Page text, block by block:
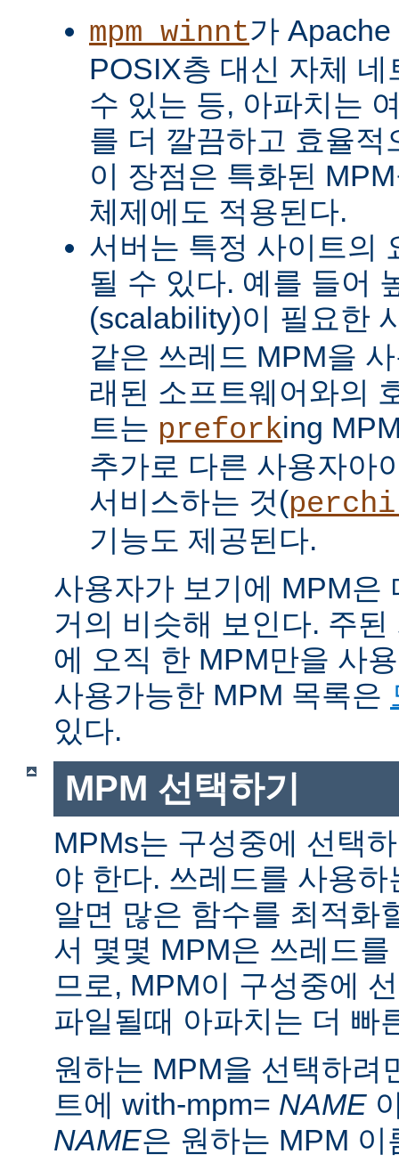
mpm_winnt가
POSIX층 대신 자체
수 있는 등, 아파치는
를 더 깔끔하고 효율적
이 장점은 특화된
체제에도 적용된다.
서버는 특정 사이트의
될 수 있다. 예를 들어
(scalability)이 필요한
같은 쓰레드 MPM을
래된 소프트웨어와의
트는 preforking
추가로 다른 사용자아
서비스하는 것(
기능도 제공된다.
사용자가 보기에 MPM은
거의 비슷해 보인다. 주
에 오직 한 MPM만을 사
사용가능한 MPM 목록은
있다.
MPM 선택하기
MPMs는 구성중에 선택
야 한다. 쓰레드를 사용
알면 많은 함수를 최적화
서 몇몇 MPM은 쓰레드
므로, MPM이 구성중에
파일될때 아파치는 더 빠
원하는 MPM을 선택하려
트에 with-mpm= NAME
NAME은 원하는 MPM 이